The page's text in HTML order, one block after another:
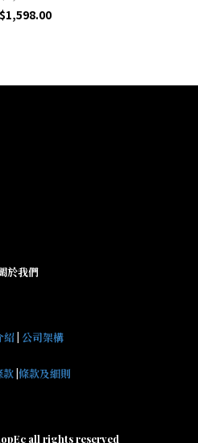
於我們
紹| 公司架構
款 條款及細則
all rights reserved